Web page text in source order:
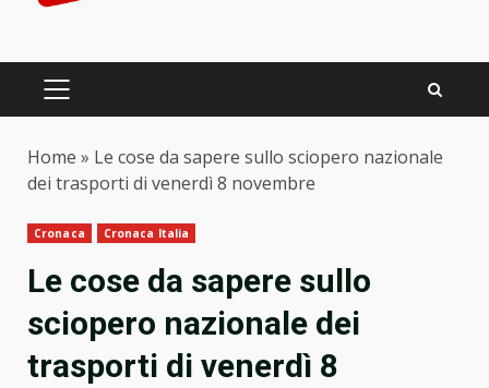
PRIMARY
Home » Le cose da sapere sullo sciopero nazionale
dei trasporti di venerdì 8 novembre
Cronaca Cronaca Italia
Le cose da sapere sullo
sciopero nazionale dei
trasporti di venerdì 8